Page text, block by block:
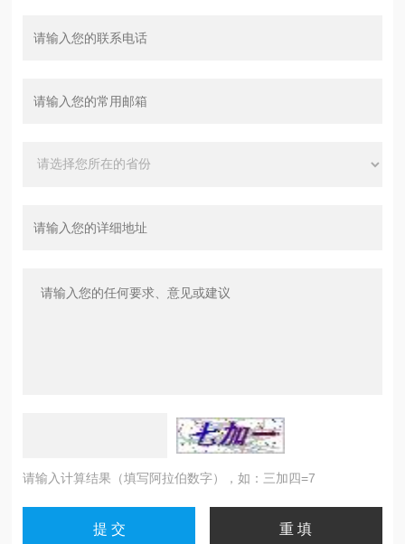
请输入计算结果（填写阿拉伯数字），如：三加四=7